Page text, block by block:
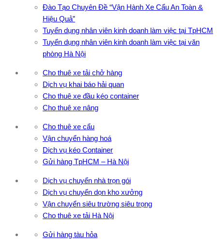
Đào Tạo Chuyên Đề “Vận Hành Xe Cẩu An Toàn &
Hiệu Quả”
Tuyển dụng nhân viên kinh doanh làm việc tại TpHCM
Tuyển dụng nhân viên kinh doanh làm việc tại văn
phòng Hà Nội
Cho thuê xe tải chở hàng
Dịch vụ khai báo hải quan
Cho thuê xe đầu kéo container
Cho thuê xe nâng
Cho thuê xe cẩu
Vận chuyển hàng hoá
Dịch vụ kéo Container
Gửi hàng TpHCM – Hà Nội
Dịch vụ chuyển nhà trọn gói
Dịch vụ chuyển dọn kho xưởng
Vận chuyển siêu trường siêu trọng
Cho thuê xe tải Hà Nội
Gửi hàng tàu hỏa